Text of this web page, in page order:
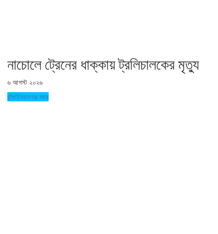
নাচোলে ট্রেনের ধাক্কায় ট্রলিচালকের মৃত্যু
৬ আগস্ট ২০২৬
চাঁপাইনবাবগঞ্জ সদর